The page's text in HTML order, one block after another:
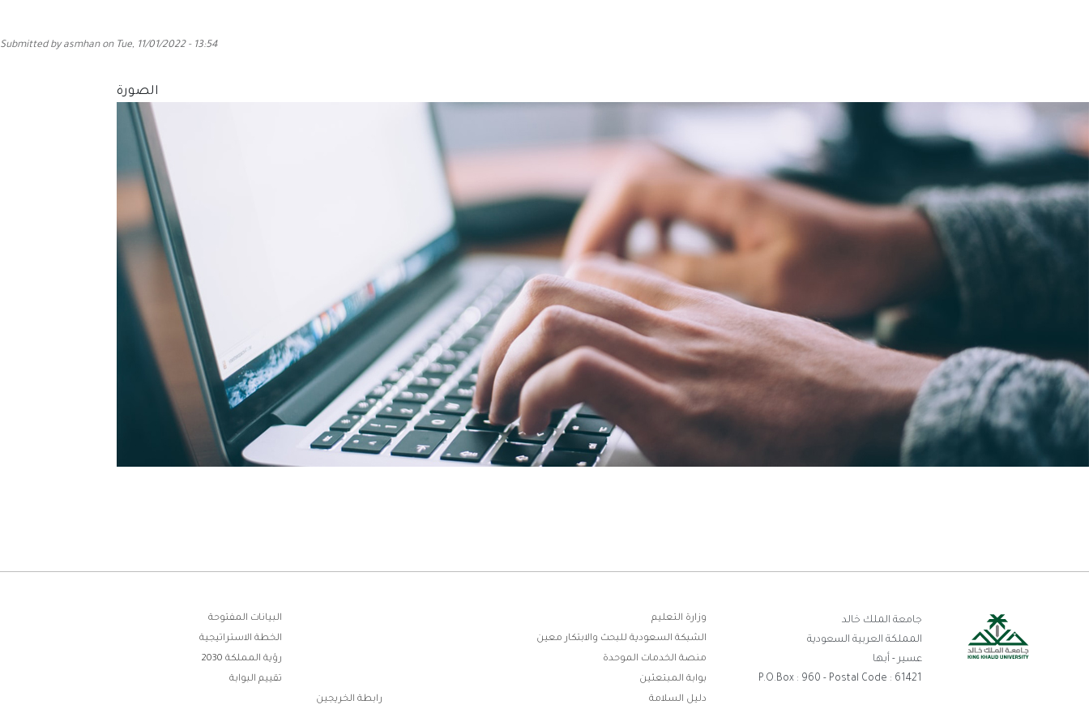
Submitted byasmhanon Tue, 11/01/2022 - 13:54
الصورة
جامعة الملك خالد
المملكة العربية السعودية
عسير - أبها
P.O.Box : 960 - Postal Code : 61421
روابط
الفوتر
وزارة التعليم
البيانات المفتوحة
الشبكة السعودية للبحث والابتكار معين
الخطة الاستراتيجية
منصة الخدمات الموحدة
رؤية المملكة 2030
بوابة المبتعثين
تقييم البوابة
دليل السلامة
رابطة الخريجين